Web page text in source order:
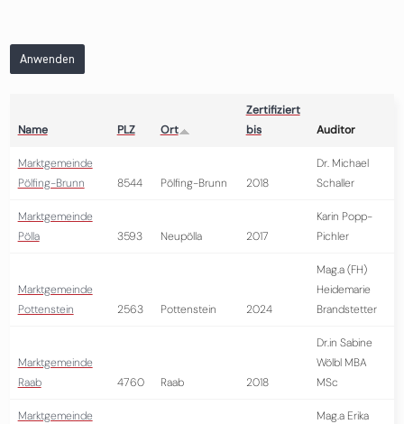
Anwenden
Name PLZ Ort
Zertifiziert
bis
Auditor
Marktgemeinde
Pölfing-Brunn
8544 Pölfing-Brunn 2018
Dr. Michael
Schaller
Marktgemeinde
Pölla
3593 Neupölla 2017
Karin Popp-
Pichler
Marktgemeinde
Pottenstein
2563 Pottenstein 2024
Mag.a (FH)
Heidemarie
Brandstetter
Marktgemeinde
Raab
4760 Raab 2018
Dr.in Sabine
Wölbl MBA
MSc
Marktgemeinde
Mag.a Erika